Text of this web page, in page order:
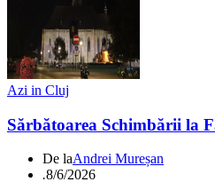
Azi in Cluj
Sărbătoarea Schimbării la
De laAndrei Mureșan
.8/6/2026